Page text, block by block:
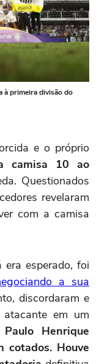
à primeira divisão do
e o próprio
camisa 10 ao
Questionados
revelaram
com a camisa
era esperado, foi
a sua
discordaram e
em um
Paulo Henrique
cotados. Houve